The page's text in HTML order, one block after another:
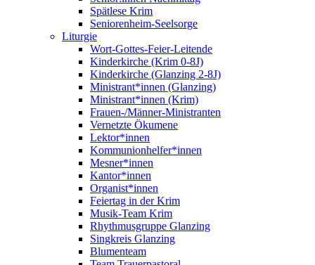
Spätlese Krim
Seniorenheim-Seelsorge
Liturgie
Wort-Gottes-Feier-Leitende
Kinderkirche (Krim 0-8J)
Kinderkirche (Glanzing 2-8J)
Ministrant*innen (Glanzing)
Ministrant*innen (Krim)
Frauen-/Männer-Ministranten
Vernetzte Ökumene
Lektor*innen
Kommunionhelfer*innen
Mesner*innen
Kantor*innen
Organist*innen
Feiertag in der Krim
Musik-Team Krim
Rhythmusgruppe Glanzing
Singkreis Glanzing
Blumenteam